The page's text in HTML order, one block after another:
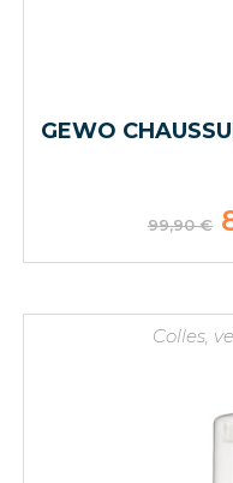
GEWO
99,90€
Colles,